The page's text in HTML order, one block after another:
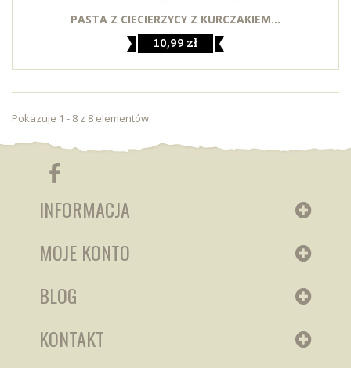
PASTA Z CIECIERZYCY Z KURCZAKIEM...
10,99 zł
Pokazuje 1 - 8 z 8 elementów
INFORMACJA
MOJE KONTO
BLOG
KONTAKT